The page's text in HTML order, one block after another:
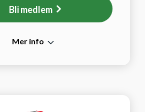
Mer info
Bli medlem